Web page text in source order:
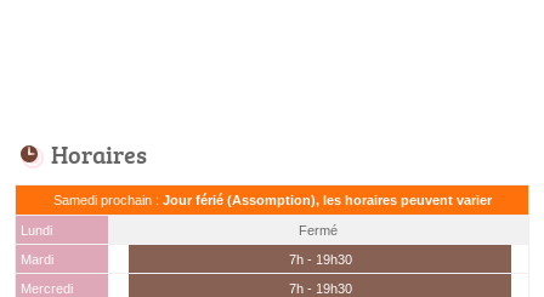
Horaires
Samedi prochain : Jour férié (Assomption), les horaires peuvent varier
Lundi
Fermé
Mardi
7h - 19h30
Mercredi
7h - 19h30